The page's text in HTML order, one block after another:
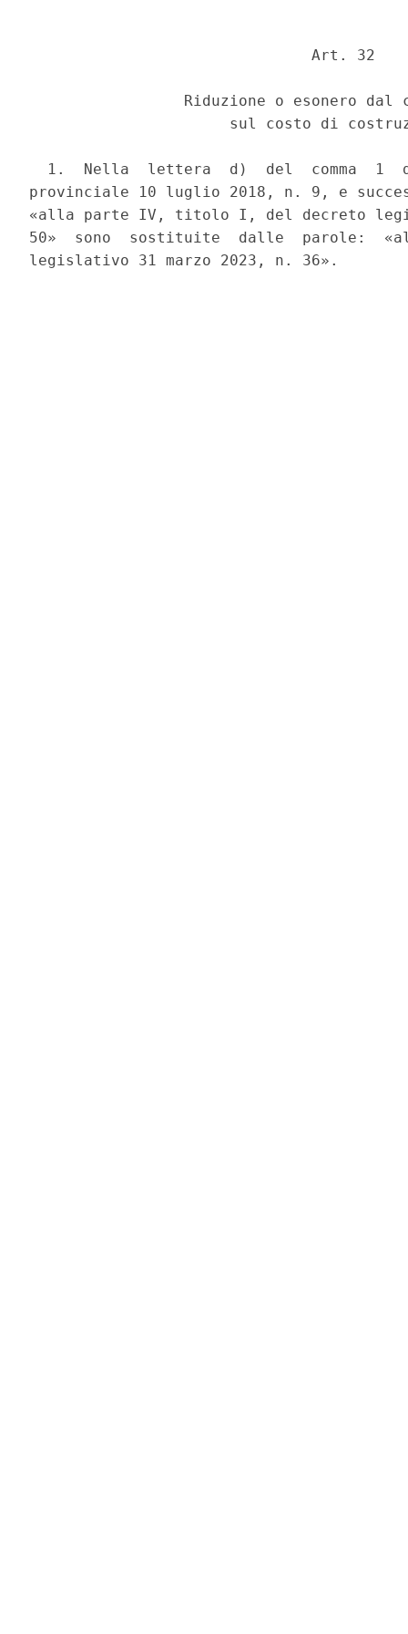
                               Art. 32
Riduzione o esonero dal
sul costo di
1.  Nella  lettera  d)  del  comma  1
provinciale 10 luglio 2018, n. 9, e
«alla parte IV, titolo I, del decreto
50»  sono  sostituite  dalle  parole: